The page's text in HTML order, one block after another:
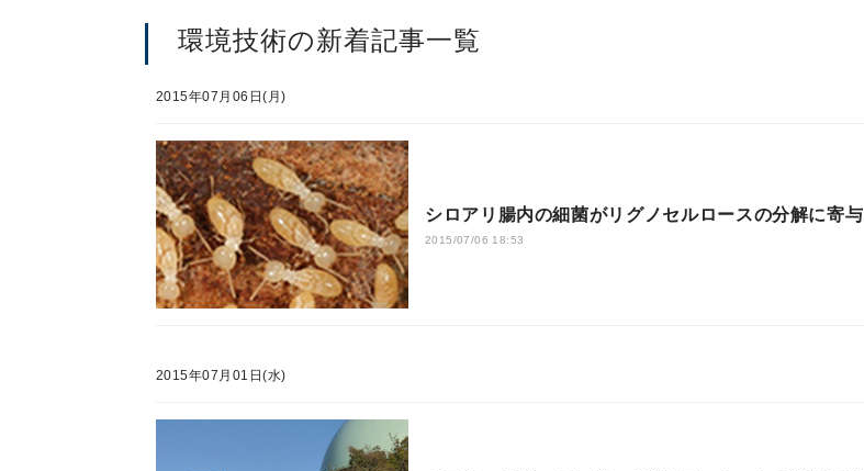
環境技術の新着記事一覧
2015年07月06日(月)
シロアリ腸内の細菌がリグノセルロースの分解に寄与
2015/07/06 18:53
2015年07月01日(水)